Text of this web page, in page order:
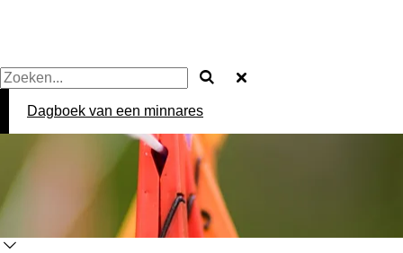
Dagboek van een minnares